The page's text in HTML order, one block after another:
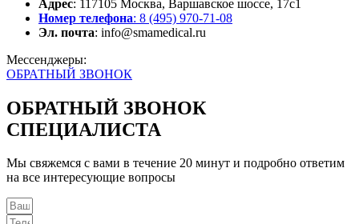
Адрес: 117105 Москва, Варшавское шоссе, 17с1
Номер телефона: 8 (495) 970-71-08
Эл. почта: info@smamedical.ru
Мессенджеры:
ОБРАТНЫЙ ЗВОНОК
ОБРАТНЫЙ ЗВОНОК
СПЕЦИАЛИСТА
Мы свяжемся с вами в течение 20 минут и подробно ответим
на все интересующие вопросы